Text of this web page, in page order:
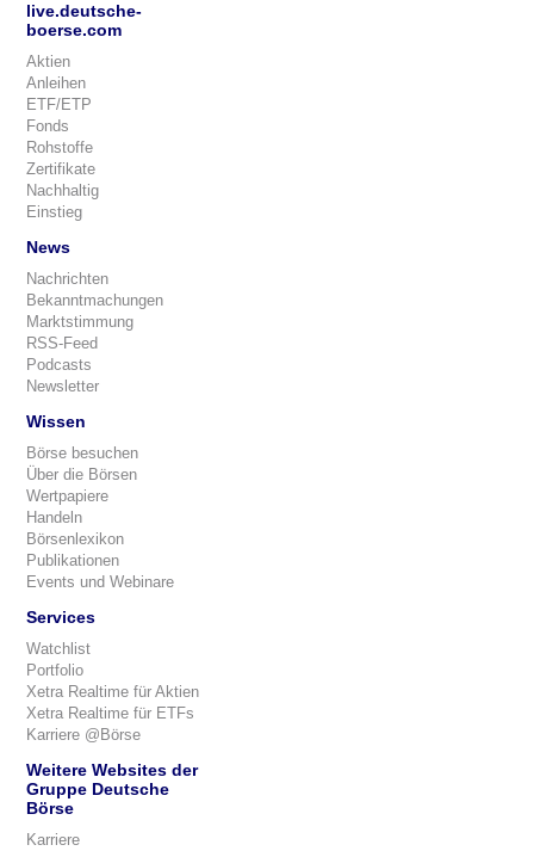
live.deutsche-
boerse.com
Aktien
Anleihen
ETF/ETP
Fonds
Rohstoffe
Zertifikate
Nachhaltig
Einstieg
News
Nachrichten
Bekanntmachungen
Marktstimmung
RSS-Feed
Podcasts
Newsletter
Wissen
Börse besuchen
Über die Börsen
Wertpapiere
Handeln
Börsenlexikon
Publikationen
Events und Webinare
Services
Watchlist
Portfolio
Xetra Realtime für Aktien
Xetra Realtime für ETFs
Karriere @Börse
Weitere Websites der
Gruppe Deutsche
Börse
Karriere